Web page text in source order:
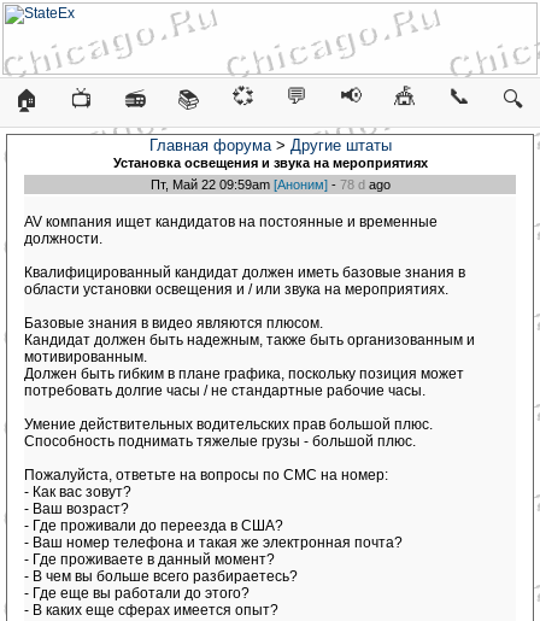
🏠 📺 📻 📚 💞 💬 📢 🎪 📞 🔍
Главная форума> Другие штаты
Установка освещения и звука на мероприятиях
Пт, Май 22 09:59am [Аноним]- 78 dago
AV компания ищет кандидатов на постоянные и временные
должности.
Квалифицированный кандидат должен иметь базовые знания в
области установки освещения и / или звука на мероприятиях.
Базовые знания в видео являются плюсом.
Кандидат должен быть надежным, также быть организованным и
мотивированным.
Должен быть гибким в плане графика, поскольку позиция может
потребовать долгие часы / не стандартные рабочие часы.
Умение действительных водительских прав большой плюс.
Способность поднимать тяжелые грузы - большой плюс.
Пожалуйста, ответьте на вопросы по СМС на номер:
- Как вас зовут?
- Ваш возраст?
- Где проживали до переезда в США?
- Ваш номер телефона и такая же электронная почта?
- Где проживаете в данный момент?
- В чем вы больше всего разбираетесь?
- Где еще вы работали до этого?
- В каких еще сферах имеется опыт?